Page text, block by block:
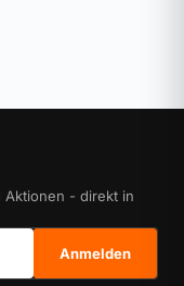
Aktionen - direkt in
Anmelden